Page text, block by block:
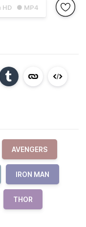
HD ● MP4
AVENGERS
IRON MAN
THOR